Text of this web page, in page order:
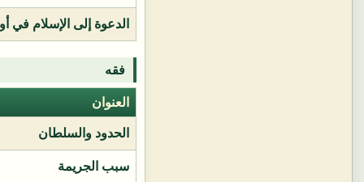
الدعوة إلى الإسلام في
فقه
العنوان
الحدود والسلطان
سبب الجريمة